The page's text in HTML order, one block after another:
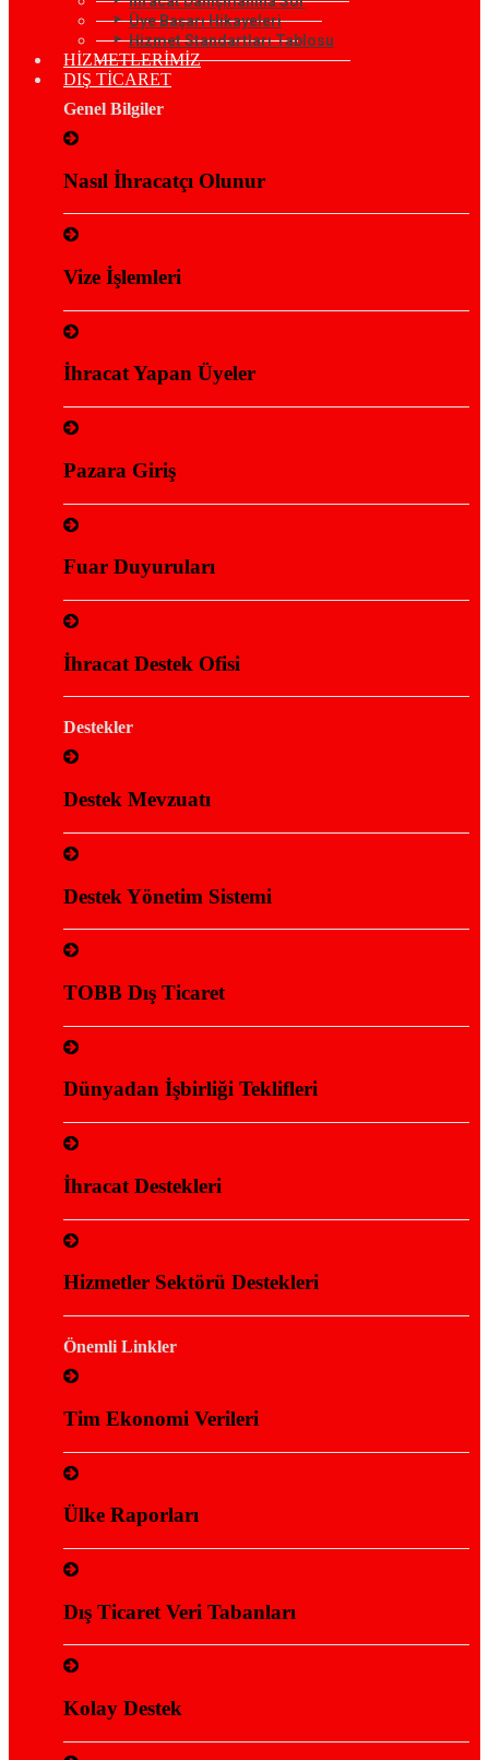
Üye Başarı Hikayeleri
Hizmet Standartları Tablosu
HİZMETLERİMİZ
DIŞ TİCARET
Genel Bilgiler
Nasıl İhracatçı Olunur
Vize İşlemleri
İhracat Yapan Üyeler
Pazara Giriş
Fuar Duyuruları
İhracat Destek Ofisi
Destekler
Destek Mevzuatı
Destek Yönetim Sistemi
TOBB Dış Ticaret
Dünyadan İşbirliği Teklifleri
İhracat Destekleri
Hizmetler Sektörü Destekleri
Önemli Linkler
Tim Ekonomi Verileri
Ülke Raporları
Dış Ticaret Veri Tabanları
Kolay Destek